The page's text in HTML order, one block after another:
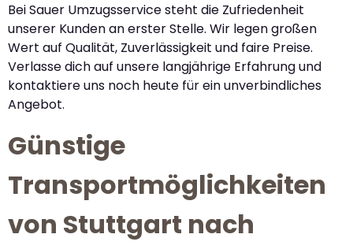
Bei Sauer Umzugsservice steht die Zufriedenheit
unserer Kunden an erster Stelle. Wir legen großen
Wert auf Qualität, Zuverlässigkeit und faire Preise.
Verlasse dich auf unsere langjährige Erfahrung und
kontaktiere uns noch heute für ein unverbindliches
Angebot.
Günstige
Transportmöglichkeiten
von Stuttgart nach